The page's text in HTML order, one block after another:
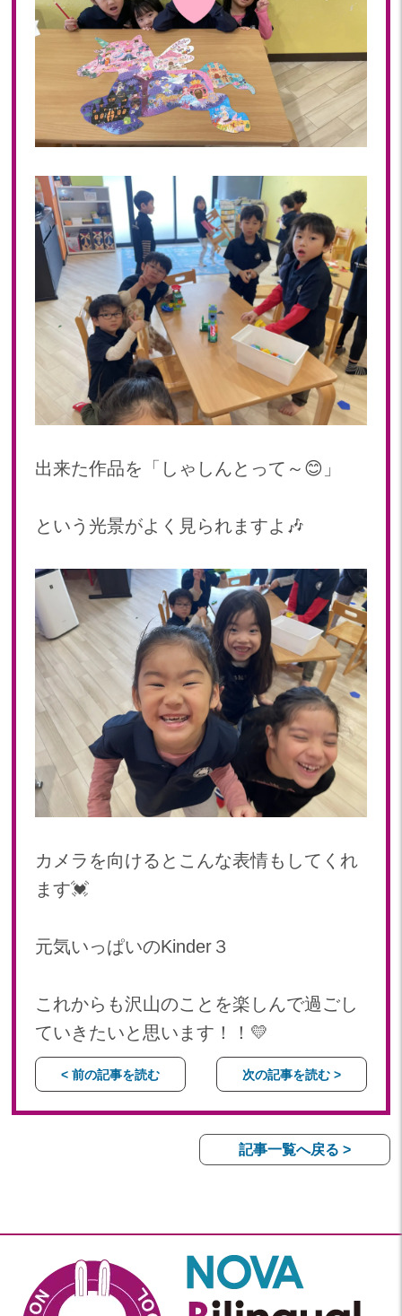
出来た作品を「しゃしんとって～😊」
という光景がよく見られますよ🎶
カメラを向けるとこんな表情もしてくれ
ます💓
元気いっぱいのKinder３
これからも沢山のことを楽しんで過ごし
ていきたいと思います！！💛
< 前の記事を読む 次の記事を読む >
記事一覧へ戻る >